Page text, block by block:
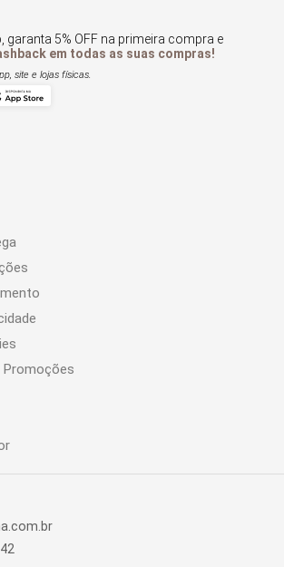
garanta 5% OFF na primeira compra e
em todas as suas compras!
site e lojas físicas.
Promoções